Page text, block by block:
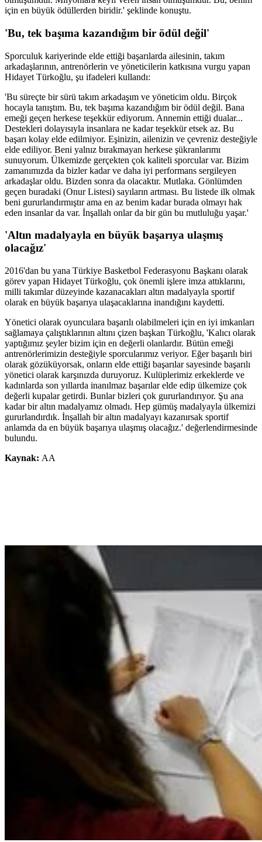
için en büyük ödüllerden biridir.' şeklinde konuştu.
'Bu, tek başıma kazandığım bir ödül değil'
Sporculuk kariyerinde elde ettiği başarılarda ailesinin, takım
arkadaşlarının, antrenörlerin ve yöneticilerin katkısına vurgu yapan
Hidayet Türkoğlu, şu ifadeleri kullandı:
'Bu süreçte bir sürü takım arkadaşım ve yöneticim oldu. Birçok
hocayla tanıştım. Bu, tek başıma kazandığım bir ödül değil. Bana
emeği geçen herkese teşekkür ediyorum. Annemin ettiği dualar...
Destekleri dolayısıyla insanlara ne kadar teşekkür etsek az. Bu
başarı kolay elde edilmiyor. Eşinizin, ailenizin ve çevreniz desteğiyle
elde ediliyor. Beni yalnız bırakmayan herkese şükranlarımı
sunuyorum. Ülkemizde gerçekten çok kaliteli sporcular var. Bizim
zamanımızda da bizler kadar ve daha iyi performans sergileyen
arkadaşlar oldu. Bizden sonra da olacaktır. Mutlaka. Gönlümden
geçen buradaki (Onur Listesi) sayıların artması. Bu listede ilk olmak
beni gururlandırmıştır ama en az benim kadar burada olmayı hak
eden insanlar da var. İnşallah onlar da bir gün bu mutluluğu yaşar.'
'Altın madalyayla en büyük başarıya ulaşmış
olacağız'
2016'dan bu yana Türkiye Basketbol Federasyonu Başkanı olarak
görev yapan Hidayet Türkoğlu, çok önemli işlere imza attıklarını,
milli takımlar düzeyinde kazanacakları altın madalyayla sportif
olarak en büyük başarıya ulaşacaklarına inandığını kaydetti.
Yönetici olarak oyunculara başarılı olabilmeleri için en iyi imkanları
sağlamaya çalıştıklarının altını çizen başkan Türkoğlu, 'Kalıcı olarak
yaptığımız şeyler bizim için en değerli olanlardır. Bütün emeği
antrenörlerimizin desteğiyle sporcularımız veriyor. Eğer başarılı biri
olarak gözüküyorsak, onların elde ettiği başarılar sayesinde başarılı
yönetici olarak karşınızda duruyoruz. Kulüplerimiz erkeklerde ve
kadınlarda son yıllarda inanılmaz başarılar elde edip ülkemize çok
değerli kupalar getirdi. Bunlar bizleri çok gururlandırıyor. Şu ana
kadar bir altın madalyamız olmadı. Hep gümüş madalyayla ülkemizi
gururlandırdık. İnşallah bir altın madalyayı kazanırsak sportif
anlamda da en büyük başarıya ulaşmış olacağız.' değerlendirmesinde
bulundu.
Kaynak: AA